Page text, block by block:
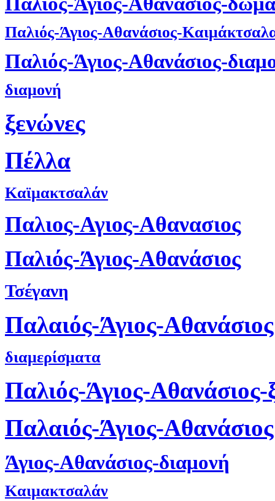
Παλιός-Άγιος-Αθανάσιος-
Παλιός-Άγιος-Αθανάσιος-
διαμονή
ξενώνες
Πέλλα
Καϊμακτσαλάν
Παλιος-Αγιος-Αθανασιος
Παλιός-Άγιος-Αθανάσιος
Τσέγανη
Παλαιός-Άγιος-Αθανάσιος
διαμερίσματα
Παλιός-Άγιος-Αθανάσιος-
Παλαιός-Άγιος-Αθανάσιος
Άγιος-Αθανάσιος-διαμονή
Καιμακτσαλάν